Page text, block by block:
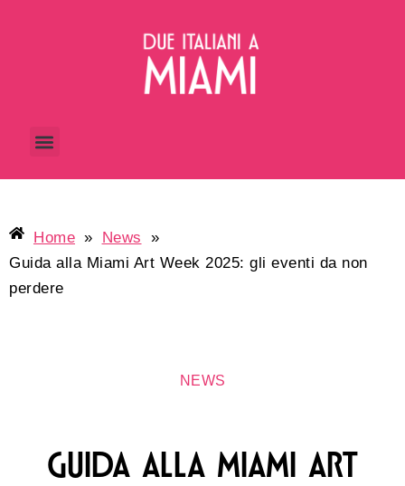
Home » News
»
Guida alla Miami Art Week 2025: gli eventi da non
perdere
NEWS
GUIDA ALLA MIAMI ART